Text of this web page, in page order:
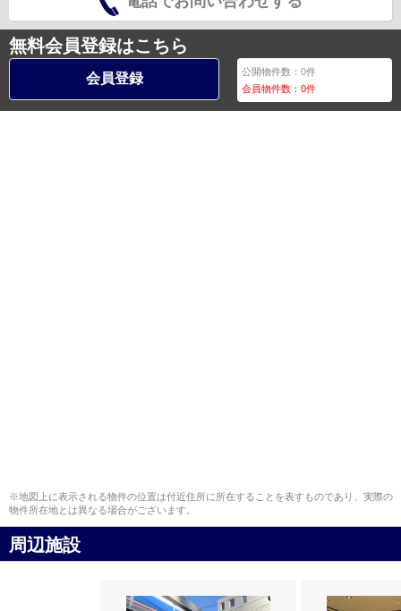
無料会員登録はこちら
会員登録 公開物件数：0件
会員物件数：0件
※地図上に表示される物件の位置は付近住所に所在することを表すものであり、実際の
物件所在地とは異なる場合がございます。
周辺施設